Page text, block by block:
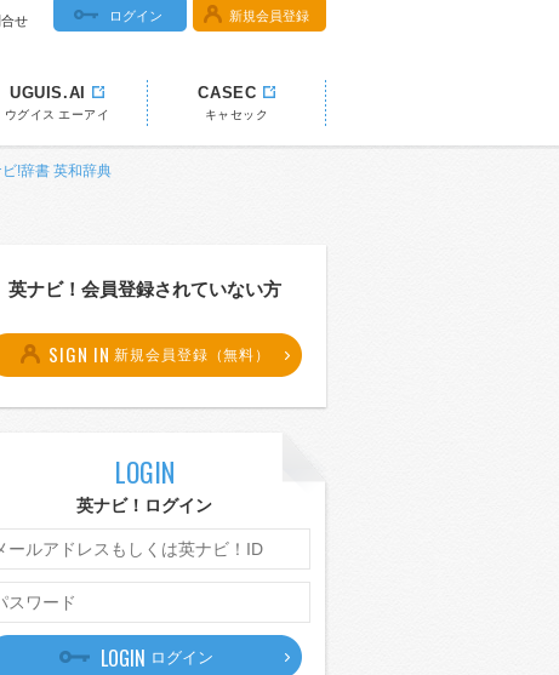
せ ログイン 新規会員登録
UGUIS.AI
ウグイス エーアイ
CASEC
キャセック
!辞書 英和辞典
英ナビ！会員登録されていない方
SIGN IN 新規会員登録（無料）
LOGIN
英ナビ！ログイン
LOGIN ログイン